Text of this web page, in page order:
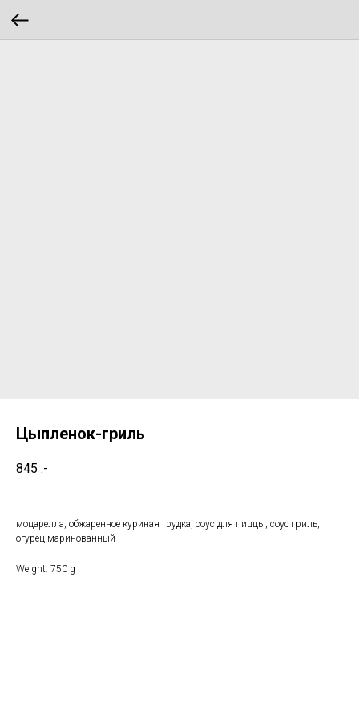
Цыпленок-гриль
845 .-
моцарелла, обжаренное куриная грудка, соус для пиццы, соус гриль,
огурец маринованный
Weight: 750 g